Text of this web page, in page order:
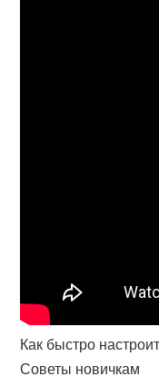
Как быстро
Советы новичкам